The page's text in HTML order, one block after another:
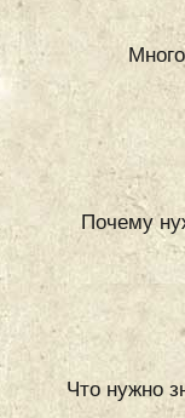
Почему
Что нужно